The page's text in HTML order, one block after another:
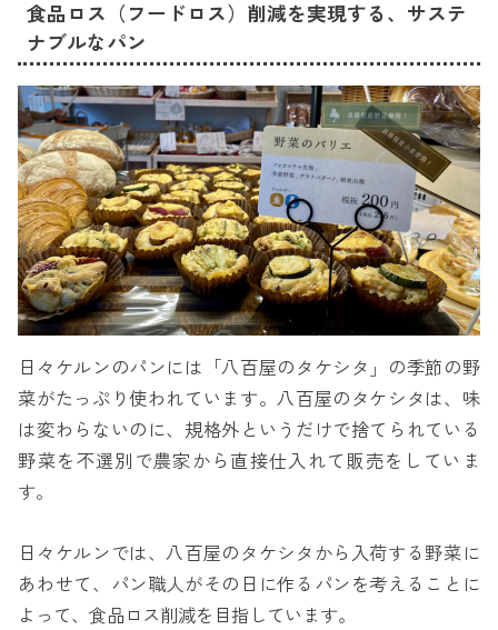
食品ロス（フードロス）削減を実現する、サステ
ナブルなパン
日々ケルンのパンには「八百屋のタケシタ」の季節の野
菜がたっぷり使われています。八百屋のタケシタは、味
は変わらないのに、規格外というだけで捨てられている
野菜を不選別で農家から直接仕入れて販売をしていま
す。
日々ケルンでは、八百屋のタケシタから入荷する野菜に
あわせて、パン職人がその日に作るパンを考えることに
よって、食品ロス削減を目指しています。